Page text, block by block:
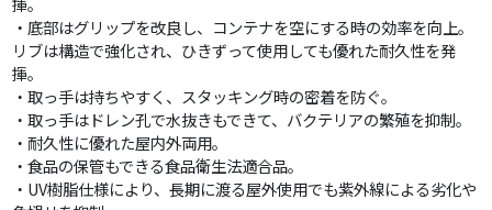
・底部はグリップを改良し、コンテナを空にする時の効率を向上。
リブは構造で強化され、ひきずって使用しても優れた耐久性を発
揮。
・取っ手は持ちやすく、スタッキング時の密着を防ぐ。
・取っ手はドレン孔で水抜きもできて、バクテリアの繁殖を抑制。
・耐久性に優れた屋内外両用。
・食品の保管もできる食品衛生法適合品。
・UV樹脂仕様により、長期に渡る屋外使用でも紫外線による劣化や